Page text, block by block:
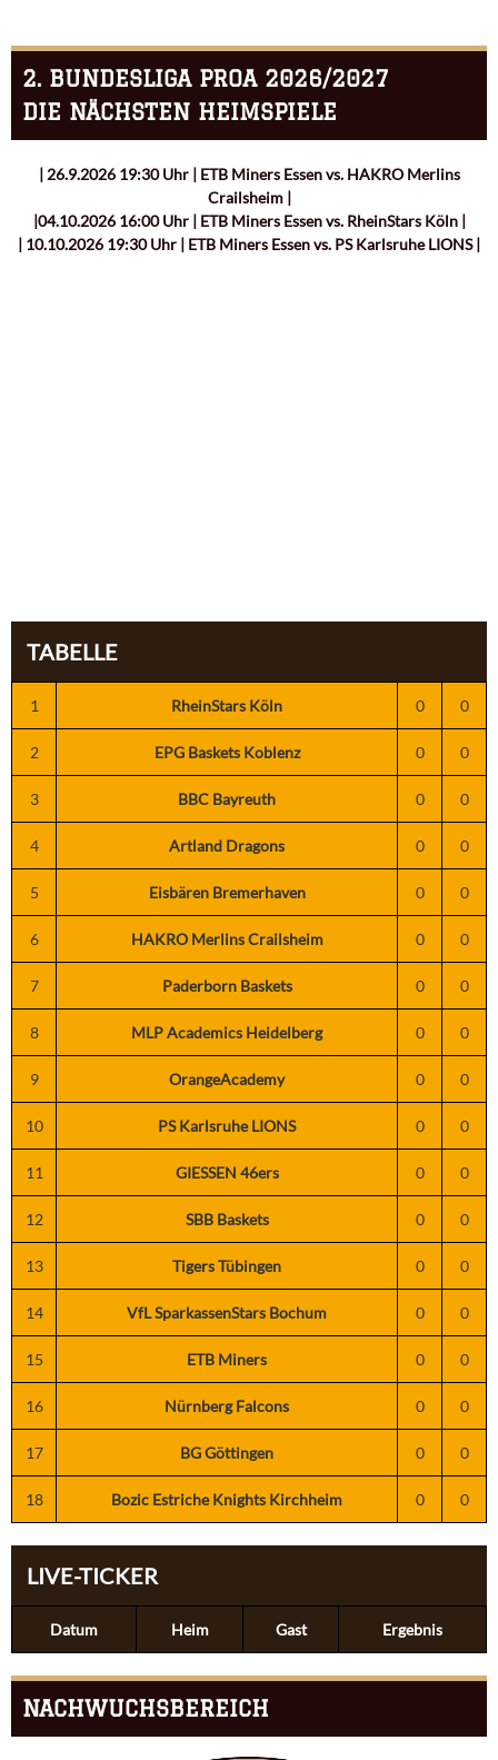
2. BUNDESLIGA PROA 2026/2027
DIE NÄCHSTEN HEIMSPIELE
| 26.9.2026 19:30 Uhr | ETB Miners Essen vs. HAKRO Merlins
Crailsheim |
|04.10.2026 16:00 Uhr | ETB Miners Essen vs. RheinStars Köln |
| 10.10.2026 19:30 Uhr | ETB Miners Essen vs. PS Karlsruhe LIONS |
TABELLE
1 RheinStars Köln 0 0
2 EPG Baskets Koblenz 0 0
3 BBC Bayreuth 0 0
4 Artland Dragons 0 0
5 Eisbären Bremerhaven 0 0
6 HAKRO Merlins Crailsheim 0 0
7 Paderborn Baskets 0 0
8 MLP Academics Heidelberg 0 0
9 OrangeAcademy 0 0
10 PS Karlsruhe LIONS 0 0
11 GIESSEN 46ers 0 0
12 SBB Baskets 0 0
13 Tigers Tübingen 0 0
14 VfL SparkassenStars Bochum 0 0
15 ETB Miners 0 0
16 Nürnberg Falcons 0 0
17 BG Göttingen 0 0
18 Bozic Estriche Knights Kirchheim 0 0
LIVE-TICKER
Datum Heim Gast Ergebnis
NACHWUCHSBEREICH